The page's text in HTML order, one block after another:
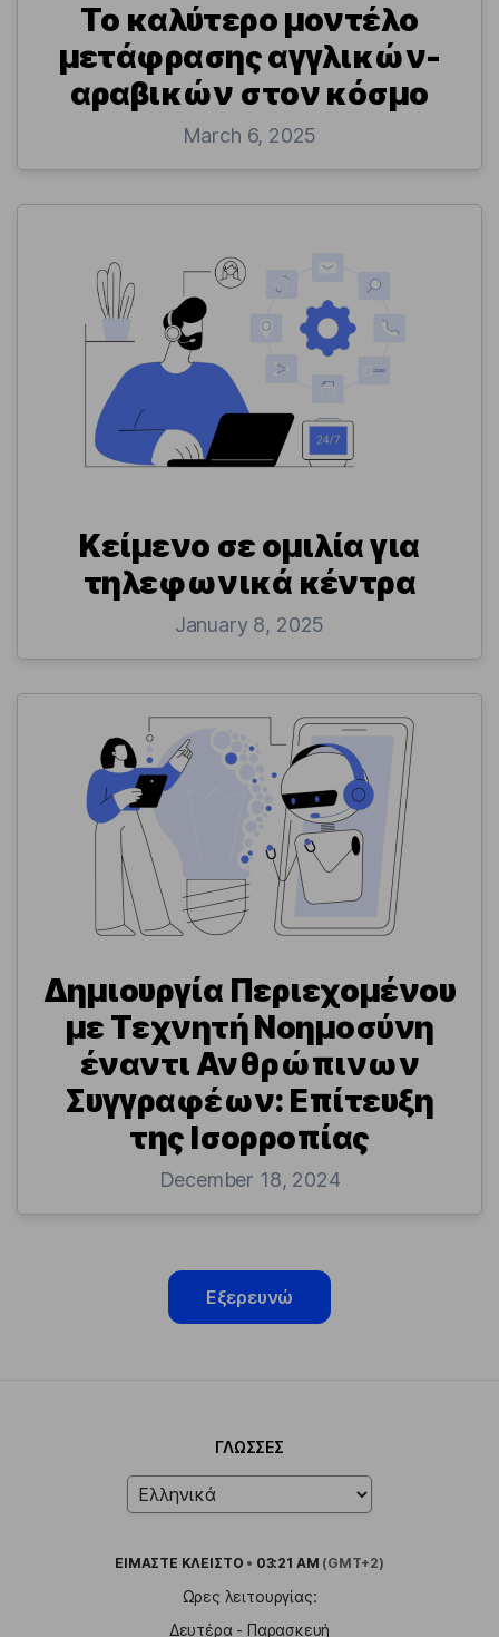
Το καλύτερο μοντέλο
μετάφρασης αγγλικών-
αραβικών στον κόσμο
March 6, 2025
Κείμενο σε ομιλία για
τηλεφωνικά κέντρα
January 8, 2025
Δημιουργία Περιεχομένου
με Τεχνητή Νοημοσύνη
έναντι Ανθρώπινων
Συγγραφέων: Επίτευξη
της Ισορροπίας
December 18, 2024
Εξερευνώ
ΓΛΏΣΣΕΣ
ΕΙΜΑΣΤΕ ΚΛΕΙΣΤΟ • 03:21 AM (GMT+2)
Ωρες λειτουργίας:
Δευτέρα - Παρασκευή